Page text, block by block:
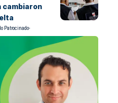
cambiaron
Patrocinado-